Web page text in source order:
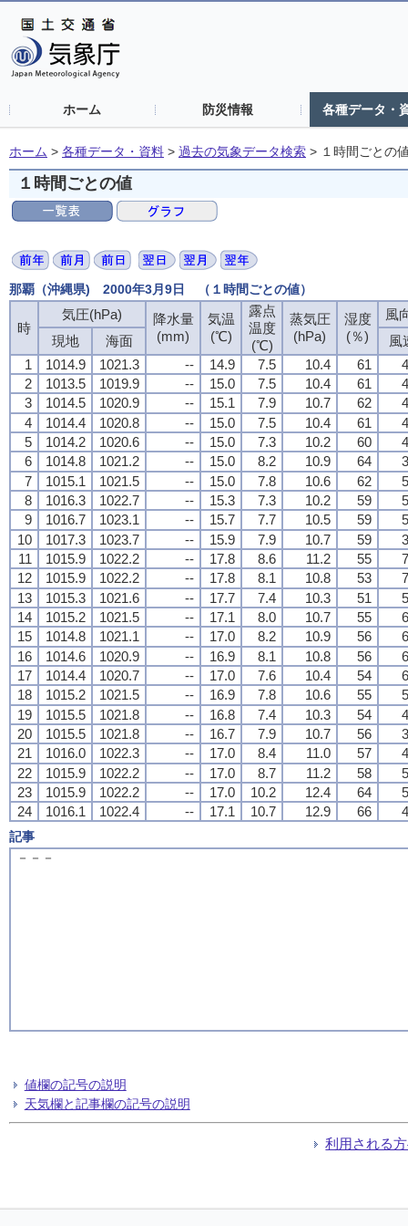
ホーム 防災情報 各種データ・
ホーム > 各種データ・資料 > 過去の気象データ検索 > １時間ごとの
１時間ごとの値
那覇（沖縄県) 2000年3月9日 （１時間ごとの値）
時
気圧(hPa)
降水量
(mm)
気温
(℃)
露点
温度
(℃)
蒸気圧
(hPa)
湿度
(％)
風
現地
海面
風
1
1014.9 1021.3 -- 14.9 7.5 10.4 61
2
1013.5 1019.9 -- 15.0 7.5 10.4 61
3
1014.5 1020.9 -- 15.1 7.9 10.7 62
4
1014.4 1020.8 -- 15.0 7.5 10.4 61
5
1014.2 1020.6 -- 15.0 7.3 10.2 60
6
1014.8 1021.2 -- 15.0 8.2 10.9 64
7
1015.1 1021.5 -- 15.0 7.8 10.6 62
8
1016.3 1022.7 -- 15.3 7.3 10.2 59
9
1016.7 1023.1 -- 15.7 7.7 10.5 59
10
1017.3 1023.7 -- 15.9 7.9 10.7 59
11
1015.9 1022.2 -- 17.8 8.6 11.2 55
12
1015.9 1022.2 -- 17.8 8.1 10.8 53
13
1015.3 1021.6 -- 17.7 7.4 10.3 51
14
1015.2 1021.5 -- 17.1 8.0 10.7 55
15
1014.8 1021.1 -- 17.0 8.2 10.9 56
16
1014.6 1020.9 -- 16.9 8.1 10.8 56
17
1014.4 1020.7 -- 17.0 7.6 10.4 54
18
1015.2 1021.5 -- 16.9 7.8 10.6 55
19
1015.5 1021.8 -- 16.8 7.4 10.3 54
20
1015.5 1021.8 -- 16.7 7.9 10.7 56
21
1016.0 1022.3 -- 17.0 8.4 11.0 57
22
1015.9 1022.2 -- 17.0 8.7 11.2 58
23
1015.9 1022.2 -- 17.0 10.2 12.4 64
24
1016.1 1022.4 -- 17.1 10.7 12.9 66
記事
－－－
値欄の記号の説明
天気欄と記事欄の記号の説明
利用される